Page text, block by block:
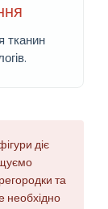
тканин
діє
та
необхідно